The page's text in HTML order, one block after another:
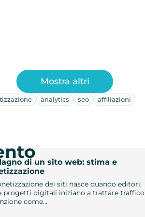
analytics seo affiliazioni
di un sito web: stima e
dei siti nasce quando editori,
progetti digitali iniziano a trattare traffico
come…
Mostra altri